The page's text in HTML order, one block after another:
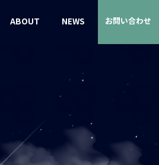
ABOUT NEWS お問い合わせ